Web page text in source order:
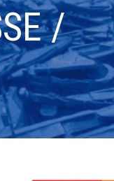
/